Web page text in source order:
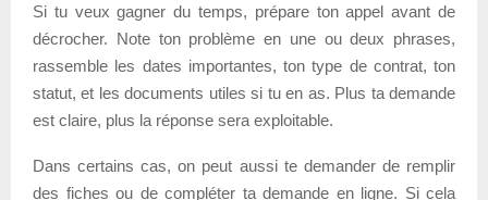
Si tu veux gagner du temps, prépare ton appel avant de
décrocher. Note ton problème en une ou deux phrases,
rassemble les dates importantes, ton type de contrat, ton
statut, et les documents utiles si tu en as. Plus ta demande
est claire, plus la réponse sera exploitable.
Dans certains cas, on peut aussi te demander de remplir
des fiches ou de compléter ta demande en ligne. Si cela